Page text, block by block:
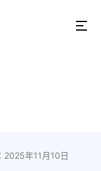
年11月10日